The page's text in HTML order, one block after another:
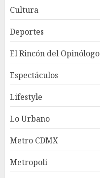
Cultura
Deportes
El Rincón del Opinólogo
Espectáculos
Lifestyle
Lo Urbano
Metro CDMX
Metropoli